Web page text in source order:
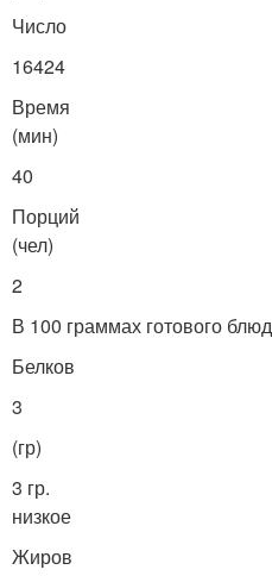
Число
16424
Время
(мин)
40
Порций
(чел)
2
В 100 граммах готового
Белков
3
(гр)
3 гр.
низкое
Жиров